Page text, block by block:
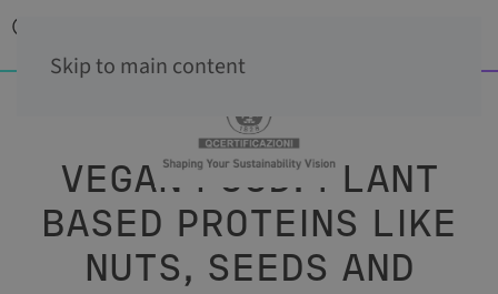
Skip to main content
VEGAN FOOD: PLANT
BASED PROTEINS LIKE
NUTS, SEEDS AND